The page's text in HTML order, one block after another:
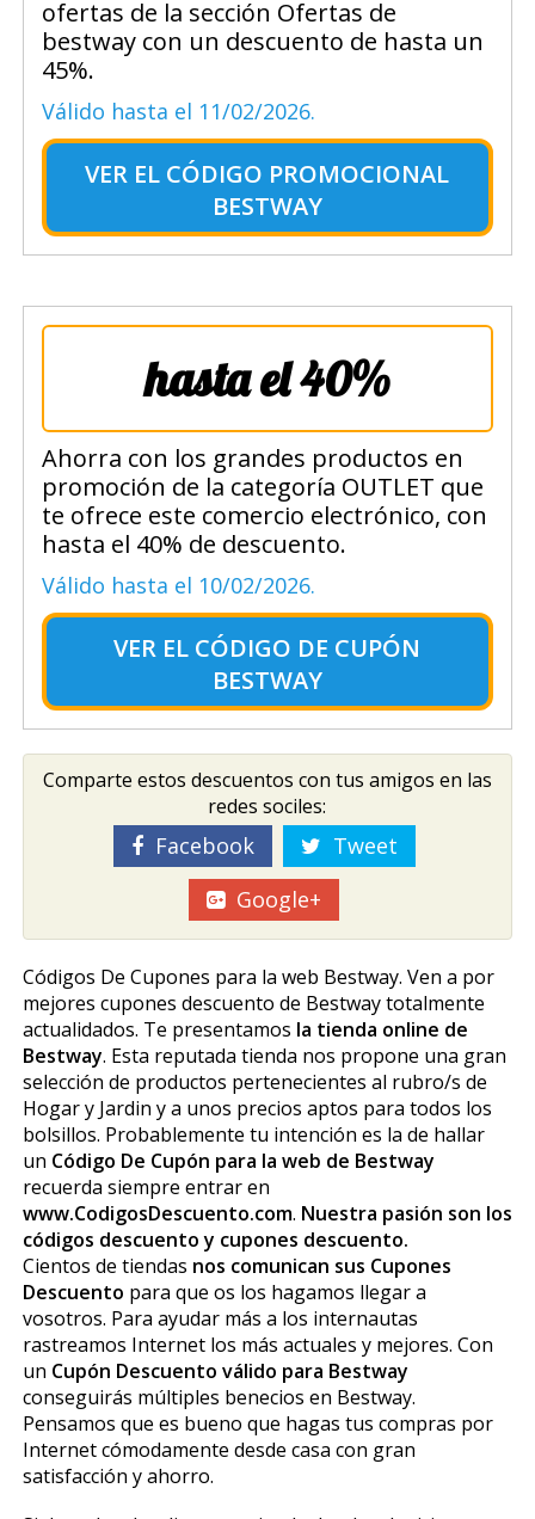
ofertas de la sección Ofertas de
bestway con un descuento de hasta un
45%.
Válido hasta el 11/02/2026.
VER EL CÓDIGO PROMOCIONAL
BESTWAY
hasta el 40%
Ahorra con los grandes productos en
promoción de la categoría OUTLET que
te ofrece este comercio electrónico, con
hasta el 40% de descuento.
Válido hasta el 10/02/2026.
VER EL CÓDIGO DE CUPÓN
BESTWAY
Comparte estos descuentos con tus amigos en las
redes sociles:
Facebook
Tweet
Google+
Códigos De Cupones para la web Bestway. Ven a por
mejores cupones descuento de Bestway totalmente
actualidados. Te presentamos la tienda online de
Bestway. Esta reputada tienda nos propone una gran
selección de productos pertenecientes al rubro/s de
Hogar y Jardin y a unos precios aptos para todos los
bolsillos. Probablemente tu intención es la de hallar
un Código De Cupón para la web de Bestway
recuerda siempre entrar en
www.CodigosDescuento.com. Nuestra pasión son los
códigos descuento y cupones descuento.
Cientos de tiendas nos comunican sus Cupones
Descuento para que os los hagamos llegar a
vosotros. Para ayudar más a los internautas
rastreamos Internet los más actuales y mejores. Con
un Cupón Descuento válido para Bestway
conseguirás múltiples beneficios en Bestway.
Pensamos que es bueno que hagas tus compras por
Internet cómodamente desde casa con gran
satisfacción y ahorro.